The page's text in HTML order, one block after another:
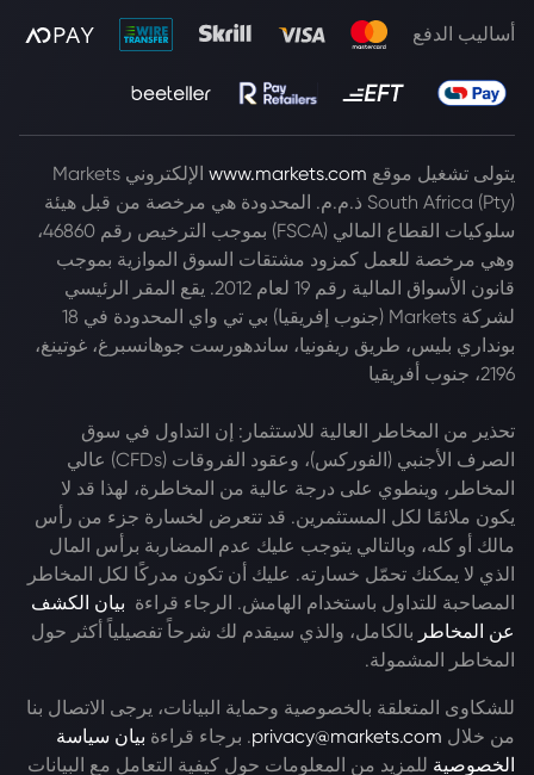
أساليب الدفع
يتولى تشغيل موقع www.markets.com
الإلكتروني Markets
South Africa (Pty) ذ.م.م. المحدودة هي مرخصة من قبل هيئة
سلوكيات القطاع المالي (FSCA) بموجب الترخيص رقم 46860،
وهي مرخصة للعمل كمزود مشتقات السوق الموازية بموجب
قانون الأسواق المالية رقم 19 لعام 2012. يقع المقر الرئيسي
لشركة Markets (جنوب إفريقيا) بي تي واي المحدودة في 18
بونداري بليس، طريق ريفونيا، ساندهورست جوهانسبرغ، غوتينغ،
2196، جنوب أفريقيا
تحذير من المخاطر العالية للاستثمار: إن التداول في سوق
الصرف الأجنبي (الفوركس)، وعقود الفروقات (CFDs) عالي
المخاطر، وينطوي على درجة عالية من المخاطرة، لهذا قد لا
يكون ملائمًا لكل المستثمرين. قد تتعرض لخسارة جزء من رأس
مالك أو كله، وبالتالي يتوجب عليك عدم المضاربة برأس المال
الذي لا يمكنك تحمّل خسارته. عليك أن تكون مدركًا لكل المخاطر
المصاحبة للتداول باستخدام الهامش. الرجاء قراءة بيان الكشف
عن المخاطر بالكامل، والذي سيقدم لك شرحاً تفصيلياً أكثر حول
المخاطر المشمولة.
للشكاوى المتعلقة بالخصوصية وحماية البيانات، يرجى الاتصال بنا
من خلال privacy@markets.com. برجاء قراءة بيان سياسة
الخصوصية للمزيد من المعلومات حول كيفية التعامل مع البيانات